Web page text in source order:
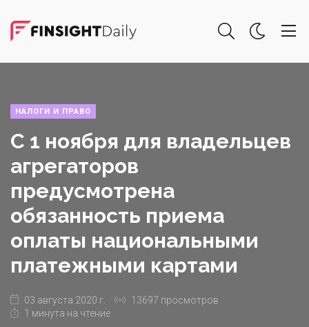
НАЛОГИ И ПРАВО
С 1 ноября для владельцев
агрегаторов
предусмотрена
обязанность приема
оплаты национальными
платежными картами
03 августа 2020 г.
13697 просмотров
1 минута на чтение